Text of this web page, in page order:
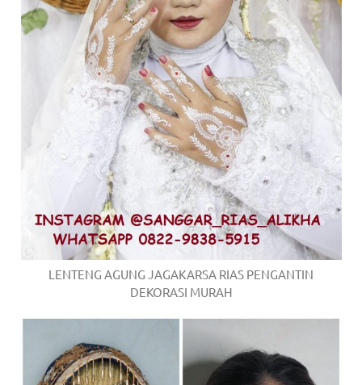
LENTENG AGUNG JAGAKARSA RIAS PENGANTIN
DEKORASI MURAH